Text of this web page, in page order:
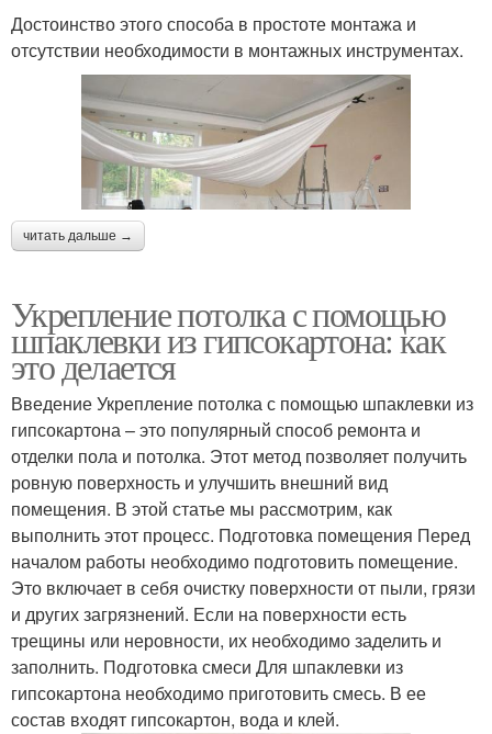
Достоинство этого способа в простоте монтажа и
отсутствии необходимости в монтажных инструментах.
читать дальше →
Укрепление потолка с помощью
шпаклевки из гипсокартона: как
это делается
Введение Укрепление потолка с помощью шпаклевки из
гипсокартона – это популярный способ ремонта и
отделки пола и потолка. Этот метод позволяет получить
ровную поверхность и улучшить внешний вид
помещения. В этой статье мы рассмотрим, как
выполнить этот процесс. Подготовка помещения Перед
началом работы необходимо подготовить помещение.
Это включает в себя очистку поверхности от пыли, грязи
и других загрязнений. Если на поверхности есть
трещины или неровности, их необходимо заделить и
заполнить. Подготовка смеси Для шпаклевки из
гипсокартона необходимо приготовить смесь. В ее
состав входят гипсокартон, вода и клей.